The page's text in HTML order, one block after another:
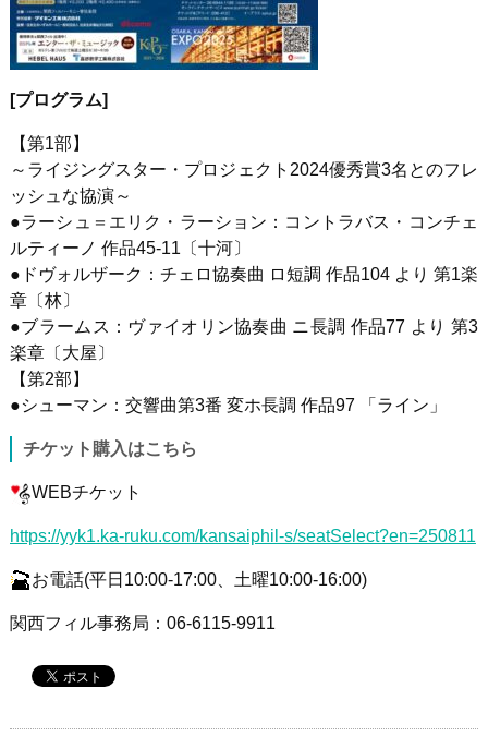
[プログラム]
【第1部】
～ライジングスター・プロジェクト 2024優秀賞3名とのフレ
ッシュな協演～
●ラーシュ＝エリク・ラーション：コントラバス・コンチェ
ルティーノ 作品45-11 〔十河〕
●ドヴォルザーク：チェロ協奏曲 ロ短調 作品104 より 第1楽
章〔林〕
●ブラームス：ヴァイオリン協奏曲 ニ長調 作品77 より 第3
楽章〔大屋〕
【第2部】
●シューマン：交響曲第3番 変ホ長調 作品97 「ライン」
チケット購入はこちら
WEBチケット
https://yyk1.ka-ruku.com/kansaiphil-s/seatSelect?en=250811
お電話(平日 10:00‐17:00、土曜10:00‐16:00)
関西フィル事務局：06-6115-9911